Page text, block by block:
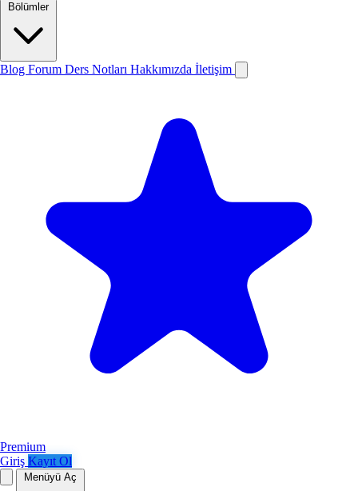
Bölümler
Blog Forum Ders Notları Hakkımızda İletişim
Premium
Giriş Kayıt Ol
Menüyü Aç